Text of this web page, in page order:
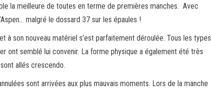
la meilleure de toutes en terme de premières manches. Avec
malgré le dossard 37 sur les épaules !
à son nouveau matériel s’est parfaitement déroulée. Tous les types
ont semblé lui convenir. La forme physique a également été très
allés crescendo.
sont arrivées aux plus mauvais moments. Lors de la manche